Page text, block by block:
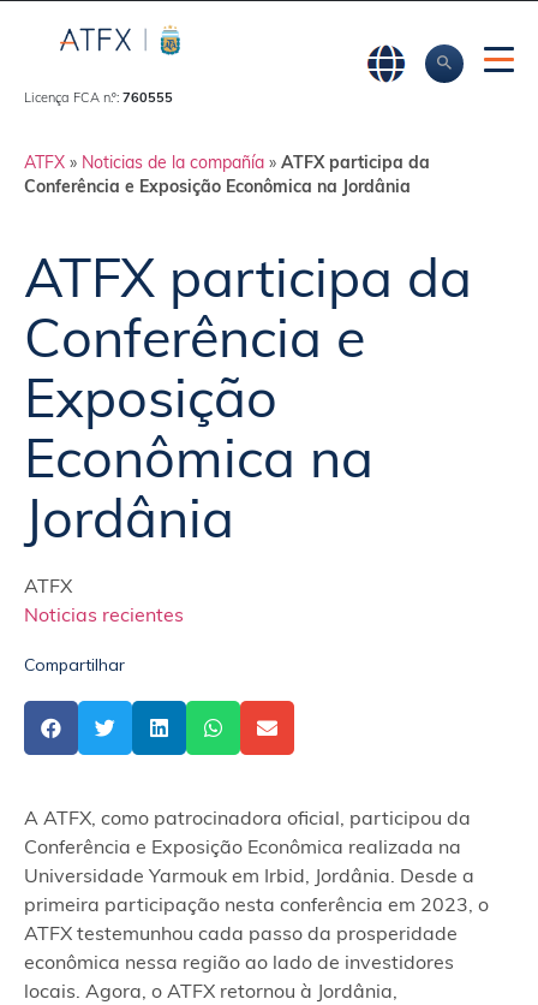
Licença FCA n.º: 760555
ATFX » Noticias de la compañía » ATFX participa da
Conferência e Exposição Econômica na Jordânia
ATFX participa da
Conferência e
Exposição
Econômica na
Jordânia
ATFX
Noticias recientes
Compartilhar
A ATFX, como patrocinadora oficial, participou da
Conferência e Exposição Econômica realizada na
Universidade Yarmouk em Irbid, Jordânia. Desde a
primeira participação nesta conferência em 2023, o
ATFX testemunhou cada passo da prosperidade
econômica nessa região ao lado de investidores
locais. Agora, o ATFX retornou à Jordânia,